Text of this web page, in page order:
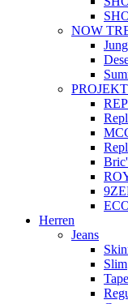
NOW
Herren
Jeans
Slim